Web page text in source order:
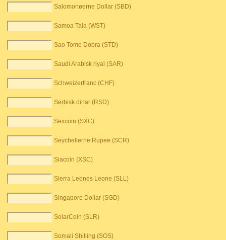
Salomonøerne Dollar (SBD)
Samoa Tala (WST)
Sao Tome Dobra (STD)
Saudi Arabisk riyal (SAR)
Schweizerfranc (CHF)
Serbisk dinar (RSD)
Sexcoin (SXC)
Seychellerne Rupee (SCR)
Siacoin (XSC)
Sierra Leones Leone (SLL)
Singapore Dollar (SGD)
SolarCoin (SLR)
Somali Shilling (SOS)